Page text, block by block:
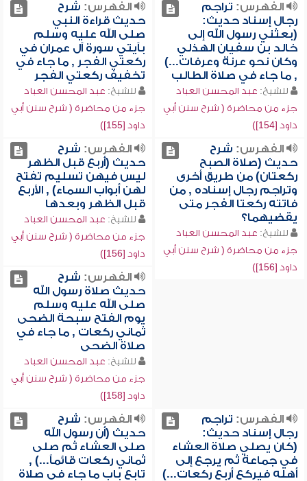
الفهرس: تراجم
رجال إسناد حديث:
(بعثني رسول الله إلى
خالد بن سفيان الهذلي
وكان نحو عرنة وعرفات...)
, ما جاء في صلاة الطالب
للشيخ: عبد المحسن العباد
جزء من محاضرة ( شرح سنن أبي
داود [154])
الفهرس: شرح
حديث قراءة النبي
صلى الله عليه وسلم
بآيتي سورة آل عمران في
ركعتي الفجر , ما جاء في
تخفيف ركعتي الفجر
للشيخ: عبد المحسن العباد
جزء من محاضرة ( شرح سنن أبي
داود [155])
الفهرس: شرح
حديث (صلاة الصبح
ركعتان) من طريق أخرى
وتراجم رجال إسناده , من
فاتته ركعتا الفجر متى
يقضيهما؟
للشيخ: عبد المحسن العباد
جزء من محاضرة ( شرح سنن أبي
داود [156])
الفهرس: شرح
حديث (أربع قبل الظهر
ليس فيهن تسليم تفتح
لهن أبواب السماء) , الأربع
قبل الظهر وبعدها
للشيخ: عبد المحسن العباد
جزء من محاضرة ( شرح سنن أبي
داود [156])
الفهرس: شرح
حديث صلاة رسول الله
صلى الله عليه وسلم
يوم الفتح سبحة الضحى
ثماني ركعات , ما جاء في
صلاة الضحى
للشيخ: عبد المحسن العباد
جزء من محاضرة ( شرح سنن أبي
داود [158])
الفهرس: تراجم
رجال إسناد حديث:
(كان يصلي صلاة العشاء
في جماعة ثم يرجع إلى
أهله فيركع أربع ركعات...)
الفهرس: شرح
حديث (أن رسول الله
صلى العشاء ثم صلى
ثماني ركعات قائماً...) ,
تابع باب ما جاء في صلاة